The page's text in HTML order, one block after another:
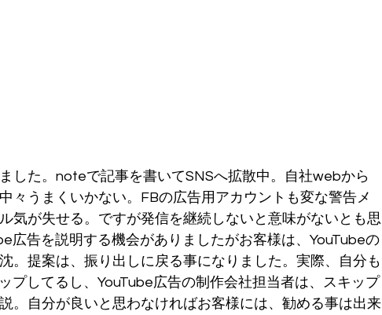
した。noteで記事を書いてSNSへ拡散中。自社webから
々うまくいかない。FBの広告用アカウントも変な警告メ
気が失せる。ですが発信を継続しないと意味がないとも思
広告を説明する機会がありましたがお客様は、YouTubeの
。提案は、振り出しに戻る事になりました。実際、自分も
プしてるし、YouTube広告の制作会社担当者は、スキップ
。自分が良いと思わなければお客様には、勧める事は出来